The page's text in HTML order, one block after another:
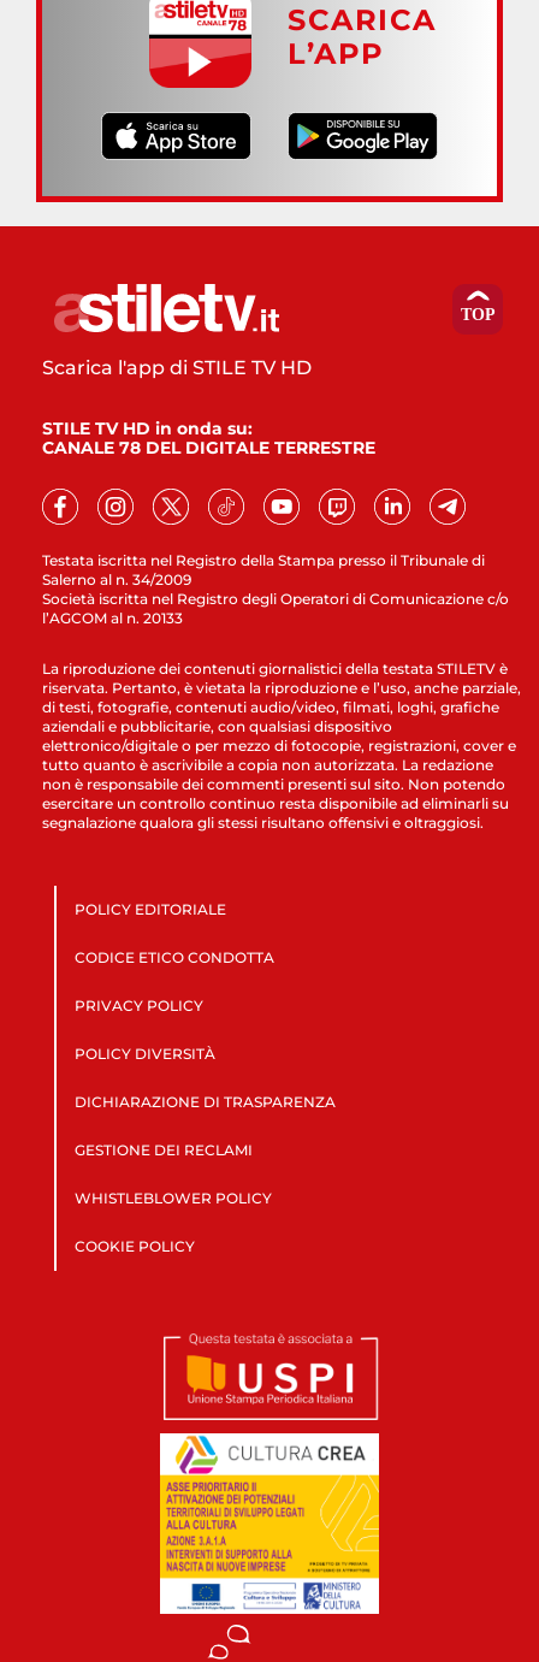
SCARICA
L’APP
Testata iscritta nel Registro della Stampa presso il Tribunale di
Salerno al n. 34/2009
Società iscritta nel Registro degli Operatori di Comunicazione c/o
l’AGCOM al n. 20133
Scarica l'app di STILE TV HD
STILE TV HD in onda su:
CANALE 78 DEL DIGITALE TERRESTRE
La riproduzione dei contenuti giornalistici della testata STILETV è
riservata. Pertanto, è vietata la riproduzione e l’uso, anche parziale,
di testi, fotografie, contenuti audio/video, filmati, loghi, grafiche
aziendali e pubblicitarie, con qualsiasi dispositivo
elettronico/digitale o per mezzo di fotocopie, registrazioni, cover e
tutto quanto è ascrivibile a copia non autorizzata. La redazione
non è responsabile dei commenti presenti sul sito. Non potendo
esercitare un controllo continuo resta disponibile ad eliminarli su
segnalazione qualora gli stessi risultano offensivi e oltraggiosi.
POLICY EDITORIALE
CODICE ETICO CONDOTTA
PRIVACY POLICY
POLICY DIVERSITÀ
DICHIARAZIONE DI TRASPARENZA
GESTIONE DEI RECLAMI
WHISTLEBLOWER POLICY
COOKIE POLICY